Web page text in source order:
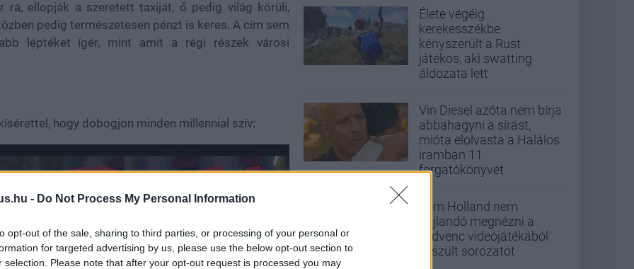
- Do Not Process My Personal Information
opt-out of the sale, sharing to third parties, or processing of your personal or
for targeted advertising by us, please use the below opt-out section to
selection. Please note that after your opt-out request is processed you may
rá, ellopják a szeretett taxiját, ő pedig világ körüli,
pedig természetesen pénzt is keres. A cím sem
léptéket ígér, mint amit a régi részek városi
hogy dobogjon minden millennial szív:
Élete végéig
kerekesszékbe
kényszerült a Rust
játékos, aki swatting
áldozata lett
Vin Diesel azóta nem bírja
abbahagyni a sírást,
mióta elolvasta a Halálos
iramban 11
forgatókönyvét
Tom Holland nem
hajlandó megnézni a
kedvenc videójátékából
készült sorozatot